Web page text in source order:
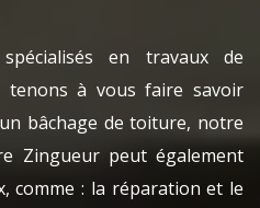
en travaux de
tenons à vous faire savoir
bâchage de toiture, notre
Zingueur peut également
comme : la réparation et le